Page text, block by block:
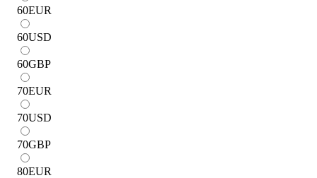
60EUR
60USD
60GBP
70EUR
70USD
70GBP
80EUR